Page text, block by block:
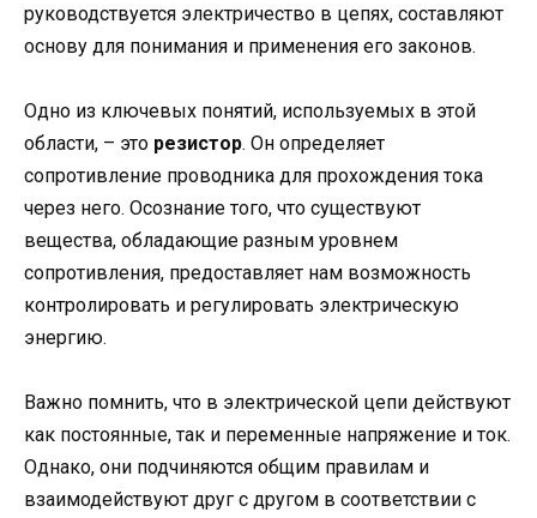
руководствуется электричество в цепях, составляют
основу для понимания и применения его законов.
Одно из ключевых понятий, используемых в этой
области, – это резистор. Он определяет
сопротивление проводника для прохождения тока
через него. Осознание того, что существуют
вещества, обладающие разным уровнем
сопротивления, предоставляет нам возможность
контролировать и регулировать электрическую
энергию.
Важно помнить, что в электрической цепи действуют
как постоянные, так и переменные напряжение и ток.
Однако, они подчиняются общим правилам и
взаимодействуют друг с другом в соответствии с